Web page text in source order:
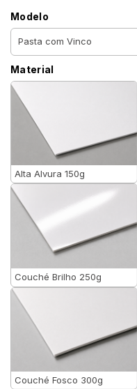
Modelo
Material
Alta Alvura 150g
Couché Brilho 250g
Couché Fosco 300g